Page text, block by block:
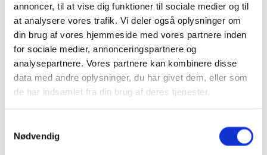
annoncer, til at vise dig funktioner til sociale medier og til
at analysere vores trafik. Vi deler også oplysninger om
din brug af vores hjemmeside med vores partnere inden
for sociale medier, annonceringspartnere og
analysepartnere. Vores partnere kan kombinere disse
data med andre oplysninger, du har givet dem, eller som
de har indsamlet fra din brug af deres tjenester.
Nødvendig
Disse aktiviteter stiller krav til vor muskulatur, som
reagerer ugunstigt, hvis den ikke er stærk nok. I mange
af disse tilfælde er det essentielt at de muskelgrupper,
som er blevet svækkede p.g.a. de konstante
spændingstilstande, eller er blevet belastede af andre
årsager, bliver genoptrænet.